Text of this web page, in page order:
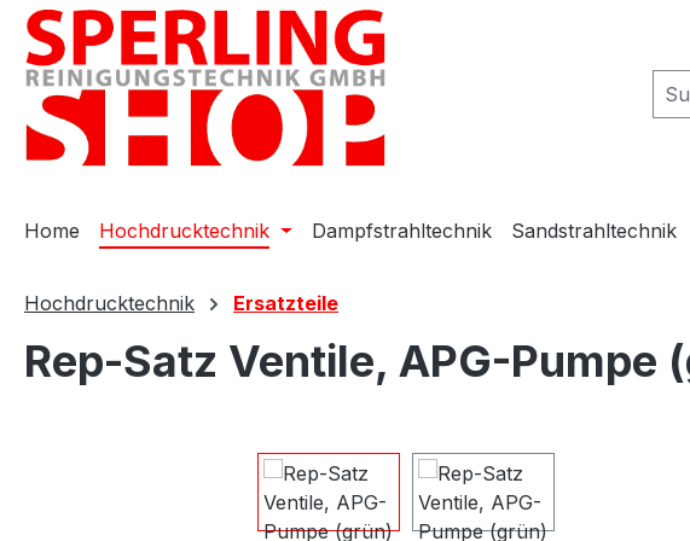
Hauptinhalt springen
Zur Suche springen
Zur Hauptnavigation springen
Home Hochdrucktechnik Dampfstrahltechnik Sandstrahltechnik
Hochdrucktechnik Ersatzteile
Rep-Satz Ventile, APG-Pumpe
Bildergalerie überspringen